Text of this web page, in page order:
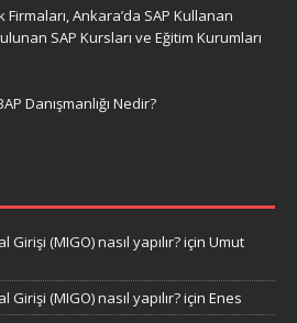
Firmaları, Ankara’da SAP Kullanan
SAP Kursları ve Eğitim Kurumları
Danışmanlığı Nedir?
(MIGO) nasıl yapılır?için Umut
(MIGO) nasıl yapılır?için Enes